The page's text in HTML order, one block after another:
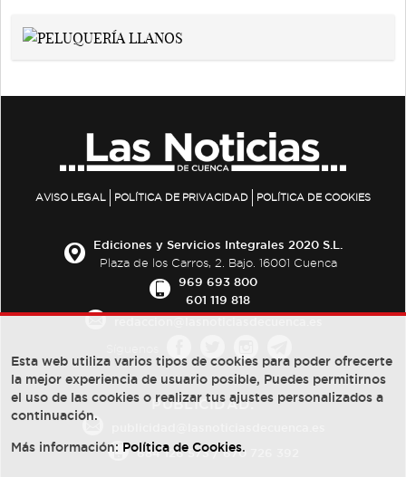
AVISO LEGAL POLÍTICA DE PRIVACIDAD POLÍTICA DE COOKIES
Ediciones y Servicios Integrales 2020 S.L.
Plaza de los Carros, 2. Bajo. 16001 Cuenca
969 693 800
601 119 818
PUBLICIDAD:
684 126 573/670 726 392
Esta web utiliza varios tipos de cookies para poder ofrecerte
la mejor experiencia de usuario posible, Puedes permitirnos
el uso de las cookies o realizar tus ajustes personalizados a
continuación.
Más información: Política de Cookies.